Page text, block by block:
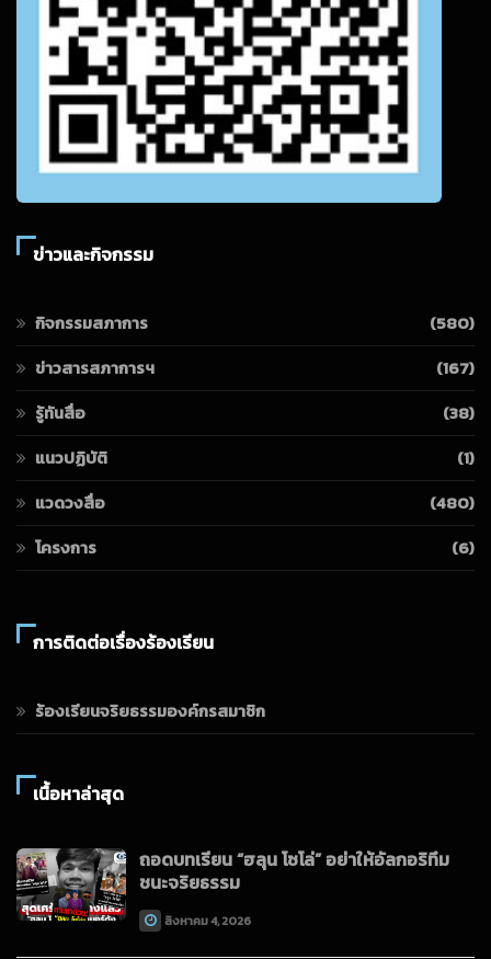
ข่าวและกิจกรรม
กิจกรรมสภาการ
(580)
ข่าวสารสภาการฯ
(167)
รู้ทันสื่อ
(38)
แนวปฏิบัติ
(1)
แวดวงสื่อ
(480)
โครงการ
(6)
การติดต่อเรื่องร้องเรียน
ร้องเรียนจริยธรรมองค์กรสมาชิก
เนื้อหาล่าสุด
ถอดบทเรียน “ฮลุน โซโล่” อย่าให้อัลกอริทึม
ชนะจริยธรรม
สิงหาคม 4, 2026